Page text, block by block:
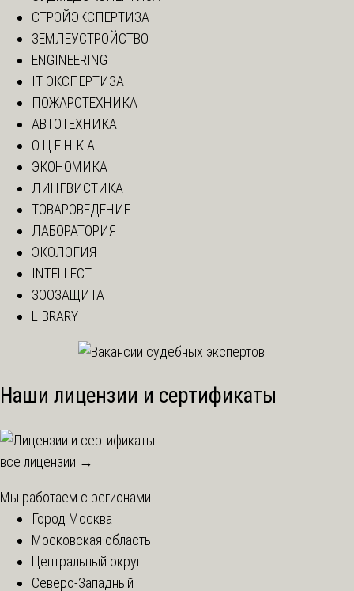
СТРОЙЭКСПЕРТИЗА
ЗЕМЛЕУСТРОЙСТВО
ENGINEERING
IT ЭКСПЕРТИЗА
ПОЖАРОТЕХНИКА
АВТОТЕХНИКА
О Ц Е Н К А
ЭКОНОМИКА
ЛИНГВИСТИКА
ТОВАРОВЕДЕНИЕ
ЛАБОРАТОРИЯ
ЭКОЛОГИЯ
INTELLECT
ЗООЗАЩИТА
LIBRARY
Наши лицензии и сертификаты
все лицензии →
Мы работаем с регионами
Город Москва
Московская область
Центральный округ
Северо-Западный